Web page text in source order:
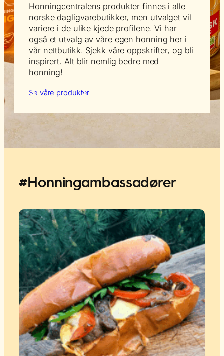
Honningcentralens produkter finnes i alle
norske dagligvarebutikker, men utvalget vil
variere i de ulike kjede profilene. Vi har
også et utvalg av våre egen honning her i
vår nettbutikk. Sjekk våre oppskrifter, og bli
inspirert. Alt blir nemlig bedre med
honning!
Se våre produkter
#Honningambassadører